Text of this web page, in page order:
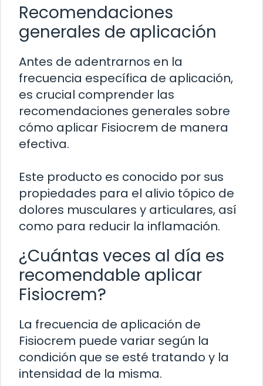
Recomendaciones
generales de aplicación
Antes de adentrarnos en la
frecuencia específica de aplicación,
es crucial comprender las
recomendaciones generales sobre
cómo aplicar Fisiocrem de manera
efectiva.
Este producto es conocido por sus
propiedades para el alivio tópico de
dolores musculares y articulares, así
como para reducir la inflamación.
¿Cuántas veces al día es
recomendable aplicar
Fisiocrem?
La frecuencia de aplicación de
Fisiocrem puede variar según la
condición que se esté tratando y la
intensidad de la misma.